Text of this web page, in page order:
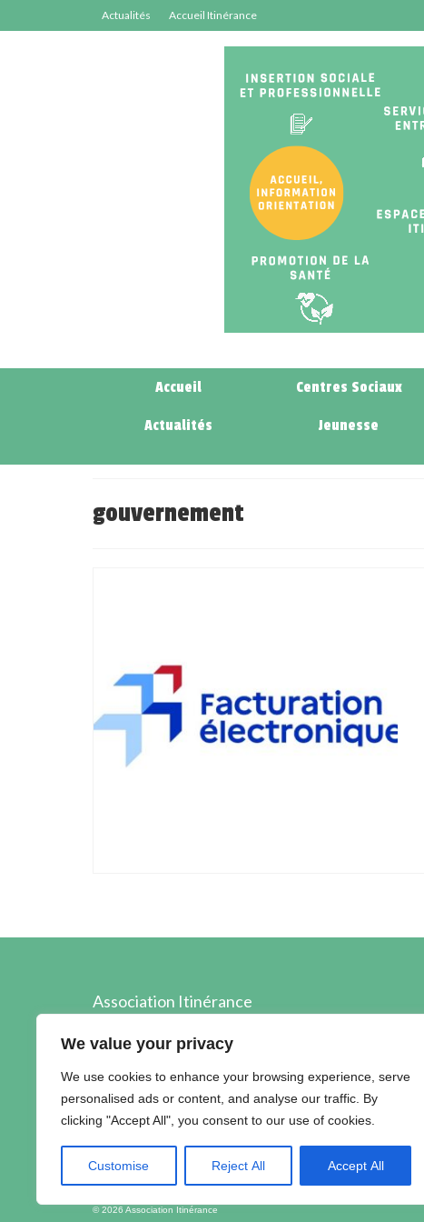
We value your privacy
We use cookies to enhance your browsing experience, serve
personalised ads or content, and analyse our traffic. By
clicking "Accept All", you consent to our use of cookies.
Customise Reject All Accept All
Actualités Accueil Itinérance
Accueil Centres Sociaux
Actualités Jeunesse
gouvernement
Association Itinérance
89, boulevard Edouard Prigent
02.96.60.40.89
© 2026 Association Itinérance